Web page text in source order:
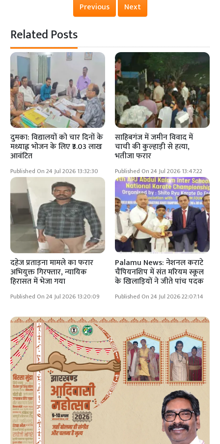
Previous Next
Related Posts
दुमका: विद्यालयों को चार दिनों के
मध्याह्न भोजन के लिए ₹3.03 लाख
आवंटित
Published On 24 Jul 2026 13:32:30
साहिबगंज में जमीन विवाद में
चाची की कुल्हाड़ी से हत्या,
भतीजा फरार
Published On 24 Jul 2026 13:47:22
दहेज प्रताड़ना मामले का फरार
अभियुक्त गिरफ्तार, न्यायिक
हिरासत में भेजा गया
Published On 24 Jul 2026 13:20:09
Palamu News: नेशनल कराटे
चैंपियनशिप में संत मरियम स्कूल
के खिलाड़ियों ने जीते पांच पदक
Published On 24 Jul 2026 22:07:14